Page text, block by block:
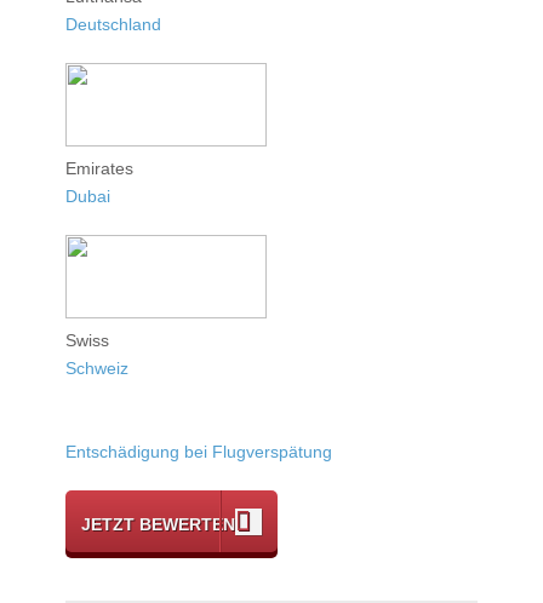
Deutschland
Emirates
Dubai
Swiss
Schweiz
Entschädigung bei Flugverspätung
JETZT BEWERTEN